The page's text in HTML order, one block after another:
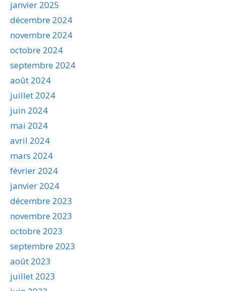
janvier 2025
décembre 2024
novembre 2024
octobre 2024
septembre 2024
août 2024
juillet 2024
juin 2024
mai 2024
avril 2024
mars 2024
février 2024
janvier 2024
décembre 2023
novembre 2023
octobre 2023
septembre 2023
août 2023
juillet 2023